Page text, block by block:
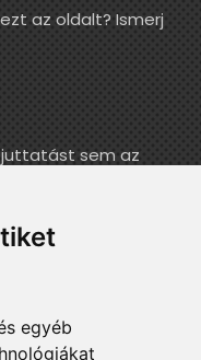
egyéb
az oldalt? Ismerj
juttatást sem az
szeretnél segíteni
feldolgozásában,